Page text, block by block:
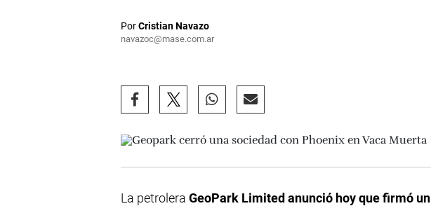
PorCristian Navazo
navazoc@mase.com.ar
La petrolera GeoPark Limited anunció hoy que firmó un